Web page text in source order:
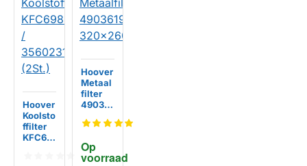
Hoover
Koolsto
ffilter
KFC69
Op
voorraad
Hoover
Metaal
filter
490361
320x2